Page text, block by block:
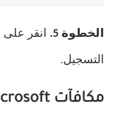
الخطوة 5. انقر على
التسجيل.
مكافآت Microsoft